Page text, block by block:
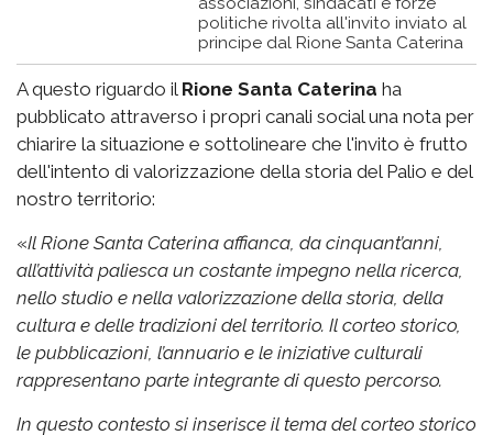
politiche rivolta all'invito inviato al
principe dal Rione Santa Caterina
A questo riguardo il Rione Santa Caterina ha
pubblicato attraverso i propri canali social una nota per
chiarire la situazione e sottolineare che l'invito è frutto
dell'intento di valorizzazione della storia del Palio e del
nostro territorio:
«Il Rione Santa Caterina affianca, da cinquant’anni,
all’attività paliesca un costante impegno nella ricerca,
nello studio e nella valorizzazione della storia, della
cultura e delle tradizioni del territorio. Il corteo storico,
le pubblicazioni, l’annuario e le iniziative culturali
rappresentano parte integrante di questo percorso.
In questo contesto si inserisce il tema del corteo storico